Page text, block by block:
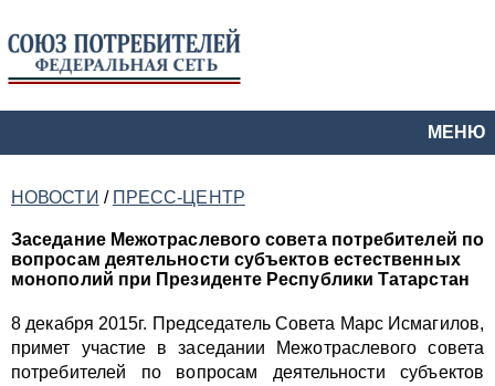
МЕНЮ
НОВОСТИ / ПРЕСС-ЦЕНТР
Заседание Межотраслевого совета потребителей по
вопросам деятельности субъектов естественных
монополий при Президенте Республики Татарстан
8 декабря 2015г. Председатель Совета Марс Исмагилов,
примет участие в заседании Межотраслевого совета
потребителей по вопросам деятельности субъектов